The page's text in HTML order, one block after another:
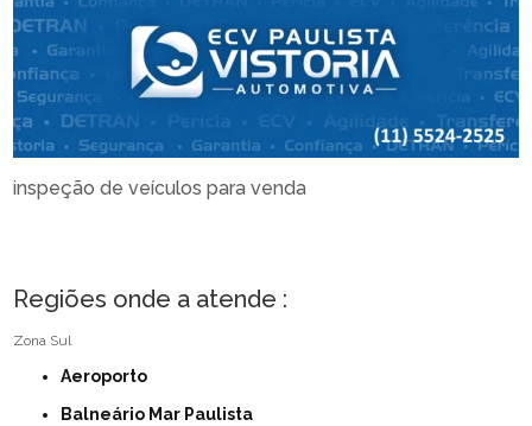
inspeção de veículos para venda
Regiões onde a atende :
Zona Sul
Aeroporto
Balneário Mar Paulista